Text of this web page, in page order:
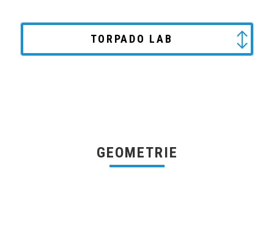
TORPADO LAB
GEOMETRIE